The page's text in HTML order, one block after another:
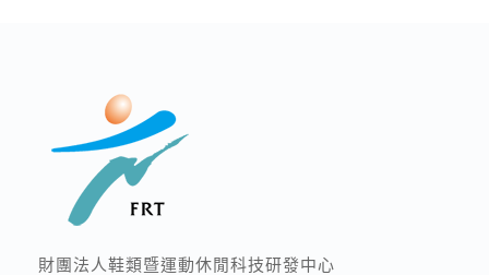
財團法人鞋類暨運動休閒科技研發中心